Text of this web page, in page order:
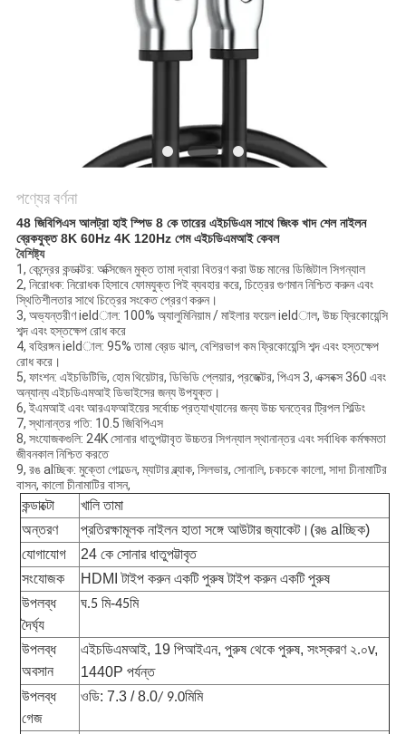
পণ্যের বর্ণনা
48 জিবিপিএস আলট্রা হাই স্পিড 8 কে তারের এইচডিএম সাথে জিংক খাদ শেল নাইলন
ব্রেকযুক্ত 8K 60Hz 4K 120Hz গেম এইচডিএমআই কেবল
বৈশিষ্ট্য
1, কেন্দ্রের কন্ডাক্টর: অক্সিজেন মুক্ত তামা দ্বারা বিতরণ করা উচ্চ মানের ডিজিটাল সিগন্যাল
2, নিরোধক: নিরোধক হিসাবে ফোমযুক্ত পিই ব্যবহার করে, চিত্রের গুণমান নিশ্চিত করুন এবং
স্থিতিশীলতার সাথে চিত্রের সংকেত প্রেরণ করুন।
3, অভ্যন্তরীণ ieldাল: 100% অ্যালুমিনিয়াম / মাইলার ফয়েল ieldাল, উচ্চ ফ্রিকোয়েন্সি
শব্দ এবং হস্তক্ষেপ রোধ করে
4, বহিরঙ্গন ieldাল: 95% তামা ব্রেড ঝাল, বেশিরভাগ কম ফ্রিকোয়েন্সি শব্দ এবং হস্তক্ষেপ
রোধ করে।
5, ফাংশন: এইচডিটিভি, হোম থিয়েটার, ডিভিডি প্লেয়ার, প্রজেক্টর, পিএস 3, এক্সবক্স 360 এবং
অন্যান্য এইচডিএমআই ডিভাইসের জন্য উপযুক্ত।
6, ইএমআই এবং আরএফআইয়ের সর্বোচ্চ প্রত্যাখ্যানের জন্য উচ্চ ঘনত্বের ট্রিপল শিল্ডিং
7, স্থানান্তর গতি: 10.5 জিবিপিএস
8, সংযোজকগুলি: 24K সোনার ধাতুপট্টাবৃত উচ্চতর সিগন্যাল স্থানান্তর এবং সর্বাধিক কর্মক্ষমতা
জীবনকাল নিশ্চিত করতে
9, রঙ alচ্ছিক: মুক্তো গোল্ডেন, ম্যাটার ব্ল্যাক, সিলভার, সোনালি, চকচকে কালো, সাদা চীনামাটির
বাসন, কালো চীনামাটির বাসন,
কন্ডাক্টো
খালি তামা
অন্তরণ
প্রতিরক্ষামূলক নাইলন হাতা সঙ্গে আউটার জ্যাকেট।(রঙ alচ্ছিক)
যোগাযোগ
24 কে সোনার ধাতুপট্টাবৃত
সংযোজক
HDMI টাইপ করুন একটি পুরুষ টাইপ করুন একটি পুরুষ
উপলব্ধ
দৈর্ঘ্য
ঘ.5 মি-45মি
উপলব্ধ
অবসান
এইচডিএমআই, 19 পিআইএন, পুরুষ থেকে পুরুষ, সংস্করণ ২.০v,
1440P পর্যন্ত
উপলব্ধ
গেজ
ওডি: 7.3 / 8.0/ 9.0মিমি